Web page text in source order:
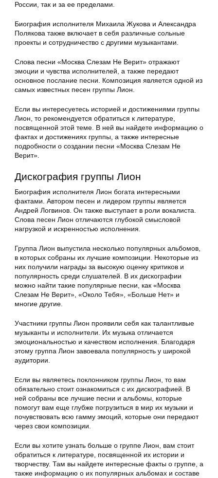
России, так и за ее пределами.
Биография исполнителя Михаила Жукова и Александра
Полякова также включает в себя различные сольные
проекты и сотрудничество с другими музыкантами.
Слова песни «Москва Слезам Не Верит» отражают
эмоции и чувства исполнителей, а также передают
основное послание песни. Композиция является одной из
самых известных песен группы Лион.
Если вы интересуетесь историей и достижениями группы
Лион, то рекомендуется обратиться к литературе,
посвященной этой теме. В ней вы найдете информацию о
фактах и достижениях группы, а также интересные
подробности о создании песни «Москва Слезам Не
Верит».
Дискография группы Лион
Биография исполнителя Лион богата интересными
фактами. Автором песен и лидером группы является
Андрей Логвинов. Он также выступает в роли вокалиста.
Слова песен Лион отличаются глубокой смысловой
нагрузкой и искренностью исполнения.
Группа Лион выпустила несколько популярных альбомов,
в которых собраны их лучшие композиции. Некоторые из
них получили награды за высокую оценку критиков и
популярность среди слушателей. В их дискографии
можно найти такие популярные песни, как «Москва
Слезам Не Верит», «Около Тебя», «Больше Нет» и
многие другие.
Участники группы Лион проявили себя как талантливые
музыканты и исполнители. Их музыка отличается
эмоциональностью и качеством исполнения. Благодаря
этому группа Лион завоевала популярность у широкой
аудитории.
Если вы являетесь поклонником группы Лион, то вам
обязательно стоит ознакомиться с их дискографией. В
ней собраны все лучшие песни и альбомы, которые
помогут вам еще глубже погрузиться в мир их музыки и
почувствовать всю гамму эмоций, которые они передают
через свои композиции.
Если вы хотите узнать больше о группе Лион, вам стоит
обратиться к литературе, посвященной их истории и
творчеству. Там вы найдете интересные факты о группе, а
также информацию о их популярных альбомах и составе